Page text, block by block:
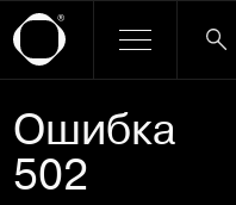
Ошибка
502